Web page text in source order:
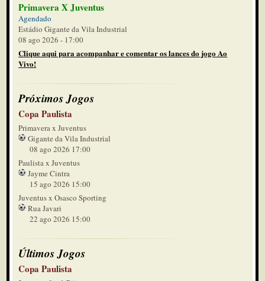
Primavera X Juventus
Agendado
Estádio Gigante da Vila Industrial
08 ago 2026 - 17:00
Clique aqui para acompanhar e comentar os lances do jogo Ao
Vivo!
Próximos Jogos
Copa Paulista
Primavera x Juventus
Gigante da Vila Industrial
08 ago 2026 17:00
Paulista x Juventus
Jayme Cintra
15 ago 2026 15:00
Juventus x Osasco Sporting
Rua Javari
22 ago 2026 15:00
Últimos Jogos
Copa Paulista